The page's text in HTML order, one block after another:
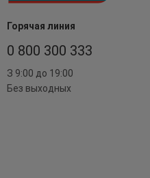
Горячая линия
0 800 300 333
З 9:00 до 19:00
Без выходных